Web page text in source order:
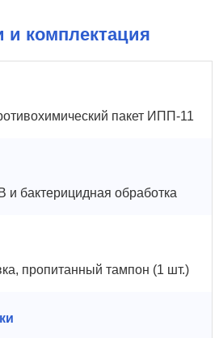
и комплектация
пакет ИПП-11
бактерицидная обработка
пропитанный тампон (1 шт.)